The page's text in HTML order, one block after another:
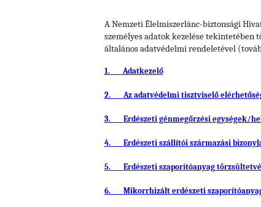
A Nemzeti Élelmiszerlánc-biztonsági
személyes adatok kezelése tekintetében
általános adatvédelmi rendeletével
1. Adatkezelő
2. Az adatvédelmi tisztviselő
3. Erdészeti génmegőrzési egységek/
4. Erdészeti szállítói származási
5. Erdészeti szaporítóanyag
6. Mikorrhizált erdészeti